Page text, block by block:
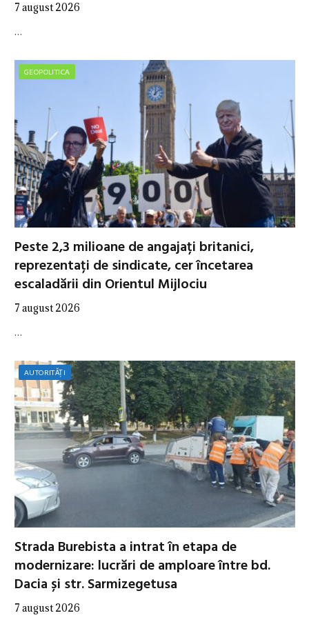
7 august 2026
…
GEOPOLITICA
Peste 2,3 milioane de angajați britanici,
reprezentați de sindicate, cer încetarea
escaladării din Orientul Mijlociu
7 august 2026
…
AUTORITĂȚI
Strada Burebista a intrat în etapa de
modernizare: lucrări de amploare între bd.
Dacia și str. Sarmizegetusa
7 august 2026